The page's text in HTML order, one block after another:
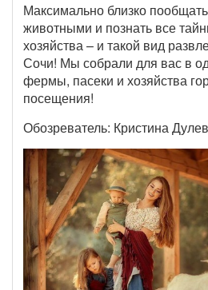
Максимально близко
животными и познать все
хозяйства – и такой вид
Сочи! Мы собрали для вас в
фермы, пасеки и хозяйства
посещения!
Обозреватель: Кристина